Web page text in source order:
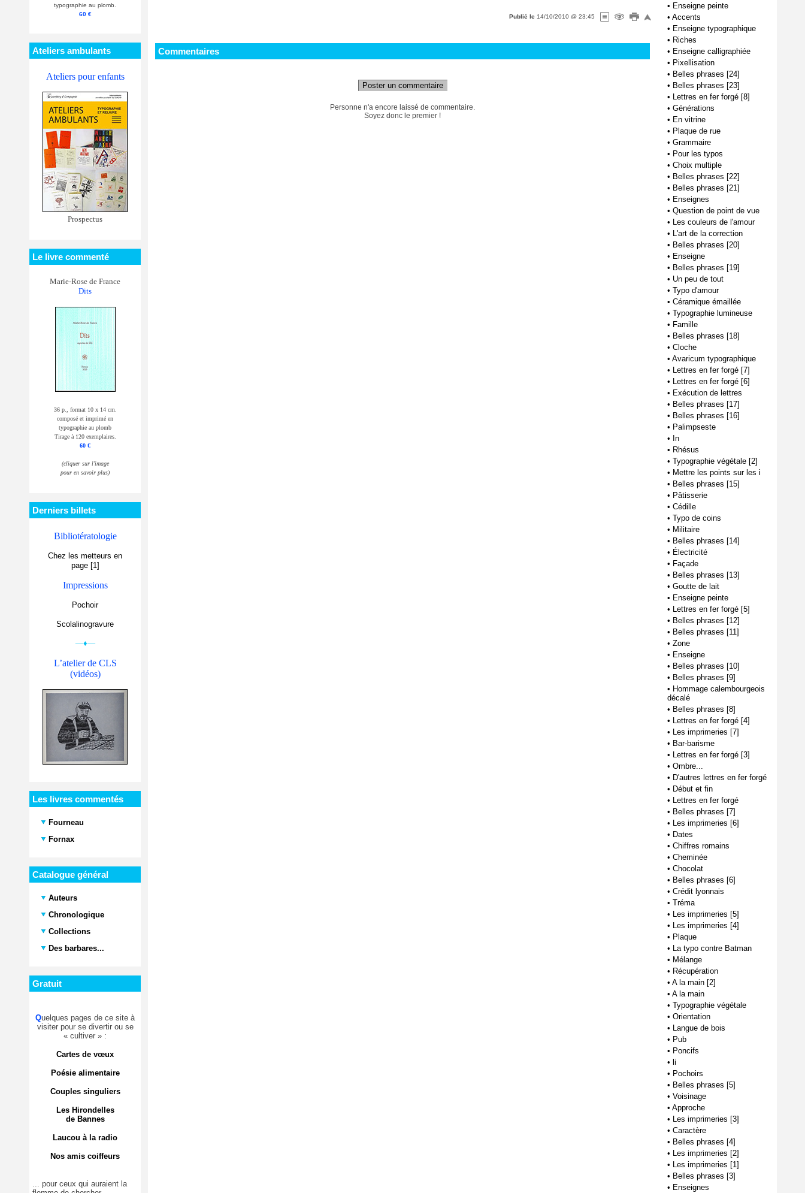
typographie au plomb.
60 €
Ateliers ambulants
Ateliers pour enfants
Prospectus
Le livre commenté
Marie-Rose de France
Dits
36 p., format 10 x 14 cm.
composé et imprimé en
typographie au plomb
Tirage à 120 exemplaires.
60 €
(cliquer sur l'image
pour en savoir plus)
Derniers billets
Bibliotératologie
Chez les metteurs en
page [1]
Impressions
Pochoir
Scolalinogravure
—♦—
L’atelier de CLS
(vidéos)
Les livres commentés
Fourneau
Fornax
Catalogue général
Auteurs
Chronologique
Collections
Des barbares...
Gratuit
Quelques pages de ce site à
visiter pour se divertir ou se
« cultiver » :
Cartes de vœux
Poésie alimentaire
Couples singuliers
Les Hirondelles
de Bannes
Laucou à la radio
Nos amis coiffeurs
... pour ceux qui auraient la
Publié le 14/10/2010 @ 23:45
Commentaires
Poster un commentaire
Personne n'a encore laissé de commentaire.
Soyez donc le premier !
• Enseigne peinte
• Accents
• Enseigne typographique
• Riches
• Enseigne calligraphiée
• Pixellisation
• Belles phrases [24]
• Belles phrases [23]
• Lettres en fer forgé [8]
• Générations
• En vitrine
• Plaque de rue
• Grammaire
• Pour les typos
• Choix multiple
• Belles phrases [22]
• Belles phrases [21]
• Enseignes
• Question de point de vue
• Les couleurs de l'amour
• L'art de la correction
• Belles phrases [20]
• Enseigne
• Belles phrases [19]
• Un peu de tout
• Typo d'amour
• Céramique émaillée
• Typographie lumineuse
• Famille
• Belles phrases [18]
• Cloche
• Avaricum typographique
• Lettres en fer forgé [7]
• Lettres en fer forgé [6]
• Exécution de lettres
• Belles phrases [17]
• Belles phrases [16]
• Palimpseste
• In
• Rhésus
• Typographie végétale [2]
• Mettre les points sur les i
• Belles phrases [15]
• Pâtisserie
• Cédille
• Typo de coins
• Militaire
• Belles phrases [14]
• Électricité
• Façade
• Belles phrases [13]
• Goutte de lait
• Enseigne peinte
• Lettres en fer forgé [5]
• Belles phrases [12]
• Belles phrases [11]
• Zone
• Enseigne
• Belles phrases [10]
• Belles phrases [9]
• Hommage calembourgeois
décalé
• Belles phrases [8]
• Lettres en fer forgé [4]
• Les imprimeries [7]
• Bar-barisme
• Lettres en fer forgé [3]
• Ombre...
• D'autres lettres en fer forgé
• Début et fin
• Lettres en fer forgé
• Belles phrases [7]
• Les imprimeries [6]
• Dates
• Chiffres romains
• Cheminée
• Chocolat
• Belles phrases [6]
• Crédit lyonnais
• Tréma
• Les imprimeries [5]
• Les imprimeries [4]
• Plaque
• La typo contre Batman
• Mélange
• Récupération
• A la main [2]
• A la main
• Typographie végétale
• Orientation
• Langue de bois
• Pub
• Poncifs
• li
• Pochoirs
• Belles phrases [5]
• Voisinage
• Approche
• Les imprimeries [3]
• Caractère
• Belles phrases [4]
• Les imprimeries [2]
• Les imprimeries [1]
• Belles phrases [3]
• Enseignes